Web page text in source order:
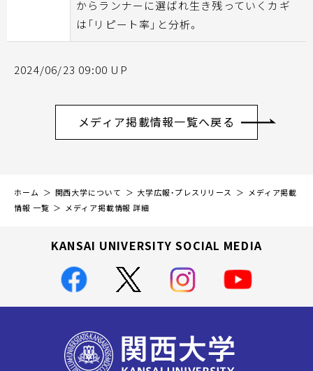
からランナーに選ばれ生き残っていくカギ
は「リピート率」と分析。
2024/06/23 09:00 UP
メディア掲載情報一覧へ戻る
ホーム 関西大学について 大学広報・プレスリリース
メディア掲載
情報 一覧
メディア掲載情報 詳細
KANSAI UNIVERSITY SOCIAL MEDIA